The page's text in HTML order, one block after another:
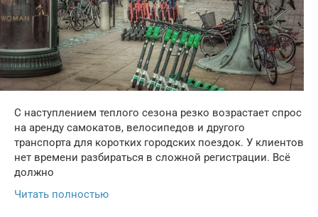
С наступлением теплого сезона резко возрастает спрос
на аренду самокатов, велосипедов и другого
транспорта для коротких городских поездок. У клиентов
нет времени разбираться в сложной регистрации. Всё
должно
Читать полностью